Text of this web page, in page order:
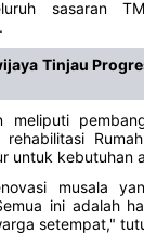
sasaran
Tinjau
meliputi
rehabilitasi
untuk kebutuhan
musala
ini adalah
setempat,"